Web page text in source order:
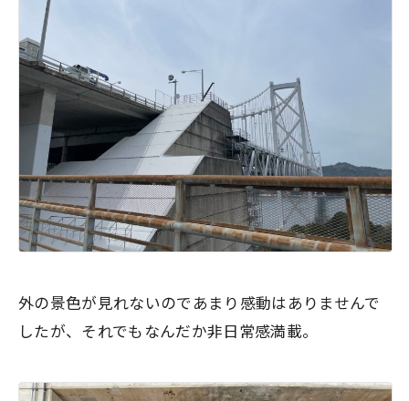
外の景色が見れないのであまり感動はありませんで
したが、それでもなんだか非日常感満載。